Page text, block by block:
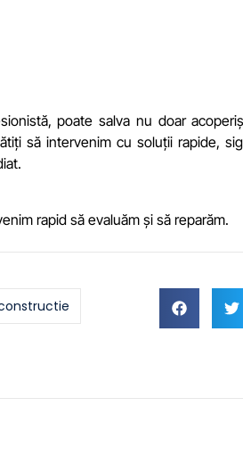
poate salva nu doar
să intervenim cu soluții rapide,
rapid să evaluăm și să reparăm.